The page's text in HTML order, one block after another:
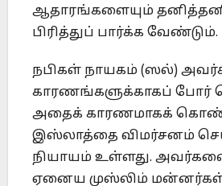
ஆதாரங்களையும்
பிரித்துப் பார்க்க வேண்டும்.
நபிகள் நாயகம் (ஸல்)
காரணங்களுக்காகப் போர்
அதைக் காரணமாகக்
இஸ்லாத்தை விமர்சனம்
நியாயம் உள்ளது.
ஏனைய முஸ்லிம்